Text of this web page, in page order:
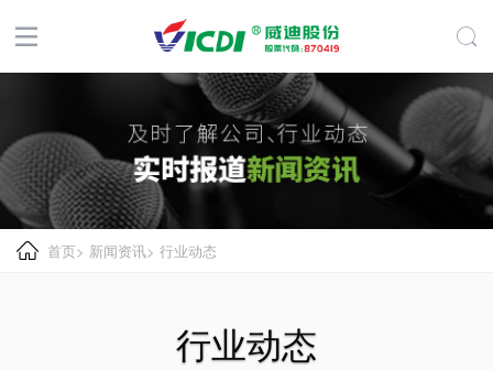
首页> 新闻资讯> 行业动态
行业动态